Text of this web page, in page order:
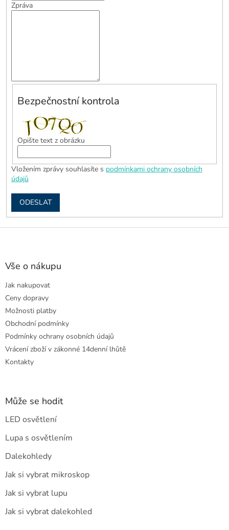
Zpráva
Bezpečnostní kontrola
Opište text z obrázku
Vložením zprávy souhlasíte s podmínkami ochrany osobních
údajů
ODESLAT
Z
Vše o nákupu
Jak nakupovat
Ceny dopravy
Možnosti platby
Obchodní podmínky
Podmínky ochrany osobních údajů
Vrácení zboží v zákonné 14denní lhůtě
Kontakty
Může se hodit
LED osvětlení
Lupa s osvětlením
Dalekohledy
Jak si vybrat mikroskop
Jak si vybrat lupu
Jak si vybrat dalekohled